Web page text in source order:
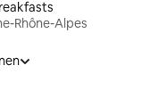
Rhône-Alpes